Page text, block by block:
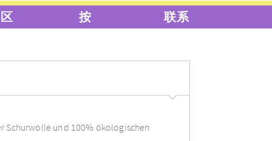
按 联系
Schurwolle und 100% ökologischen